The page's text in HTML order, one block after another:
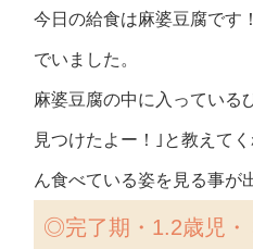
今日の給食は麻婆豆腐です
でいました。
麻婆豆腐の中に入っている
見つけたよー！｣と教えて
ん食べている姿を見る事が
◎完了期・1.2歳児